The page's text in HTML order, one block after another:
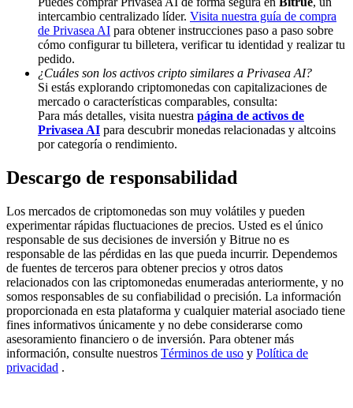
Deposit & Trade BTC to Share 25000 USDT prize pool!
Deposit CASHCAT & Win
Share 500000 CASHCAT prize pool
Exclusive for BitMart Users
Precious Metals Trading Carnival
Trade Gold & Silver · 33,333 USDT Bonus
USDT New User Exclusive 10% APR
intercambio centralizado líder. Visita nuestra guía de compra
de Privasea AI para obtener instrucciones paso a paso sobre
cómo configurar tu billetera, verificar tu identidad y realizar tu
pedido.
¿Cuáles son los activos cripto similares a Privasea AI?
Si estás explorando criptomonedas con capitalizaciones de
mercado o características comparables, consulta:
Para más detalles, visita nuestra página de activos de
Privasea AI para descubrir monedas relacionadas y altcoins
por categoría o rendimiento.
Descargo de responsabilidad
Los mercados de criptomonedas son muy volátiles y pueden
experimentar rápidas fluctuaciones de precios. Usted es el único
responsable de sus decisiones de inversión y Bitrue no es
responsable de las pérdidas en las que pueda incurrir. Dependemos
de fuentes de terceros para obtener precios y otros datos
relacionados con las criptomonedas enumeradas anteriormente, y no
somos responsables de su confiabilidad o precisión. La información
proporcionada en esta plataforma y cualquier material asociado tiene
fines informativos únicamente y no debe considerarse como
asesoramiento financiero o de inversión. Para obtener más
información, consulte nuestros Términos de uso y Política de
privacidad .